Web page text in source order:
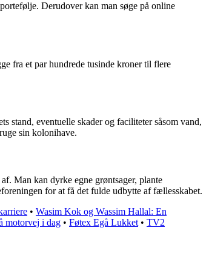
Derudover kan man søge på online
fra et par hundrede tusinde kroner til flere
stand, eventuelle skader og faciliteter såsom vand,
sin kolonihave.
Man kan dyrke egne grøntsager, plante
for at få det fulde udbytte af fællesskabet.
• Wasim Kok og Wassim Hallal: En
motorvej i dag • Føtex Egå Lukket • TV2